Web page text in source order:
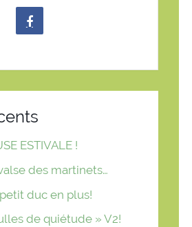
ESTIVALE !
des martinets…
duc en plus!
de quiétude » V2!